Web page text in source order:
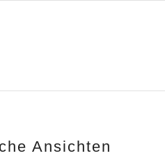
Ansichten